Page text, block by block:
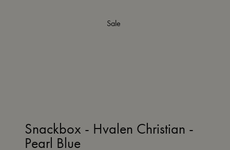
Sale
Snackbox - Hvalen Christian -
Pearl Blue